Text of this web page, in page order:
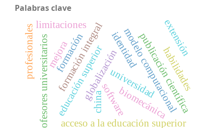
Palabras clave
china
educación superior
globalizaciónidentidad
acceso a la educación superior
modelo computacional
software
profesores universitarios publicación científica
universidad
formación
profesionales
biomecánica
habilidades
extensión
formación integral
limitaciones
mejora